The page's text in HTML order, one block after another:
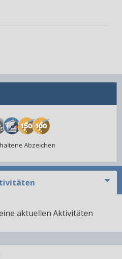
Abzeichen
aktuellen Aktivitäten